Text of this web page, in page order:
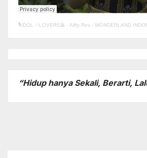
🎙️IDOL ✨LOVERS🎤 · Alffy Rev - WONDERLAND
“Hidup hanya Sekali, Berarti,